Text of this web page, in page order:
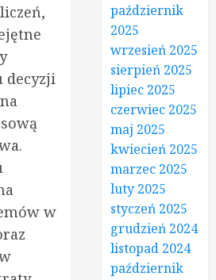
decyzji
w
październik
2025
wrzesień 2025
sierpień 2025
lipiec 2025
czerwiec 2025
maj 2025
kwiecień 2025
marzec 2025
luty 2025
styczeń 2025
grudzień 2024
listopad 2024
październik